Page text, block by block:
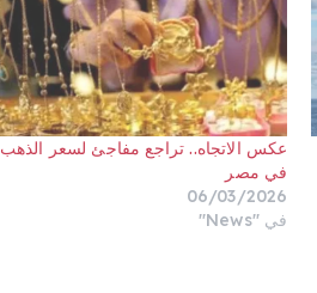
عكس الاتجاه.. تراجع مفاجئ لسعر الذهب
في مصر
06/03/2026
في "News"